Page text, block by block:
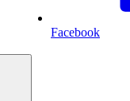
Facebook